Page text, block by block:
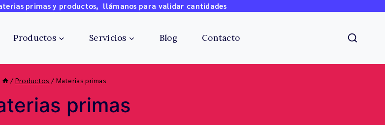
primas y productos, llámanos para validar cantidades
Productos Servicios Blog Contacto
/ Productos / Materias primas
primas